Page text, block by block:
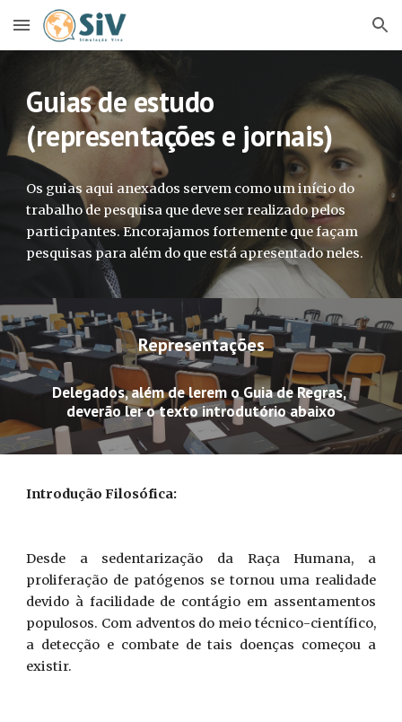
Skip to main content Skip to navigation
Guias de estudo
(representações e jornais)
Os guias aqui anexados servem como um início do
trabalho de pesquisa que deve ser realizado pelos
participantes. Encorajamos fortemente que façam
pesquisas para além do que está apresentado neles.
Representações
Delegados, além de lerem o Guia de Regras,
deverão ler o texto introdutório abaixo
Introdução Filosófica:
Desde a sedentarização da Raça Humana, a
proliferação de patógenos se tornou uma realidade
devido à facilidade de contágio em assentamentos
populosos. Com adventos do meio técnico-científico,
a detecção e combate de tais doenças começou a
existir.